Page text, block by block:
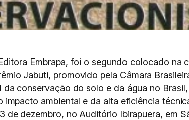
Embrapa, foi o segundo colocado na
Jabuti, promovido pela Câmara
conservação do solo e da água no
ambiental e da alta eficiência
de dezembro, no Auditório Ibirapuera, em